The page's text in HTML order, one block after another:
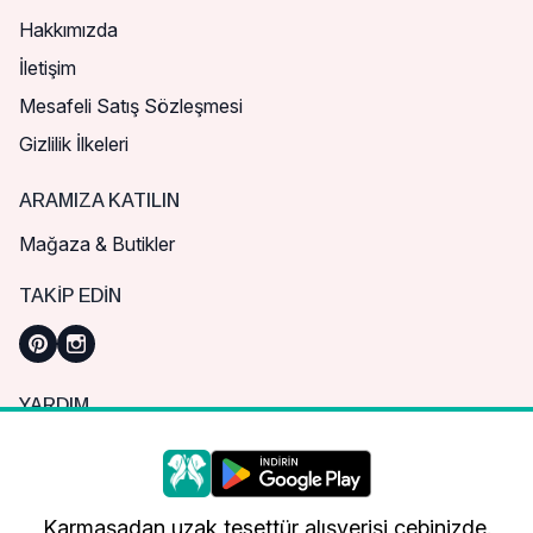
Hakkımızda
İletişim
Mesafeli Satış Sözleşmesi
Gizlilik İlkeleri
ARAMIZA KATILIN
Mağaza & Butikler
TAKIP EDIN
YARDIM
Sık Sorulan Sorular
Nasıl Sipariş Verebilirim?
Kargo ve Teslimat
Daha iyi bir alışveriş deneyimi için çerezleri
kullanıyoruz.
Karmaşadan uzak tesettür alışverişi cebinizde.